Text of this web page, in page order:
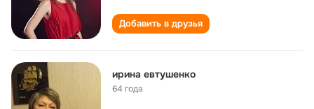
Добавить в друзья
ирина евтушенко
64 года